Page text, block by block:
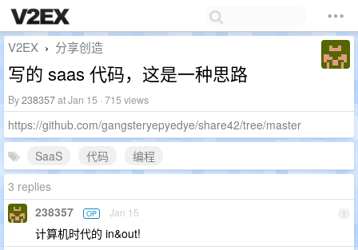
V2EX › 分享创造
写的 saas 代码，这是一种思路
By238357at Jan 15 · 715 views
https://github.com/gangsteryepyedye/share42/tree/master
SaaS
代码
编程
3 replies
1
238357 OP Jan 15
计算机时代的 in&out!